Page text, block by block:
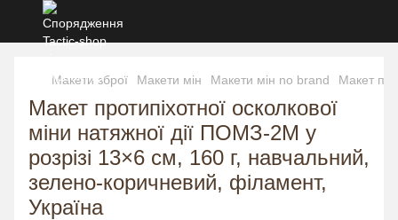
Макети зброї Макети мін Макети мін no brand Макет
Макет протипіхотної осколкової
міни натяжної дії ПОМЗ-2М у
розрізі 13×6 см, 160 г, навчальний,
зелено-коричневий, філамент,
Україна